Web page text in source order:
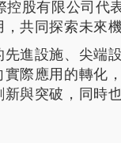
控股有限公司代
共同探索未來
進設施、尖端
際應用的轉化
與突破，同時